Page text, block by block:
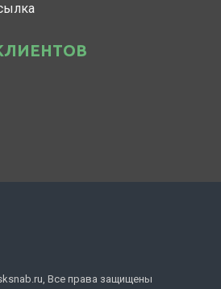
Все права защищены